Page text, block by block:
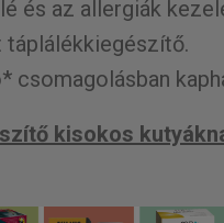
és az allergiák
táplálékkiegészítő.
csomagolásban
kisokos